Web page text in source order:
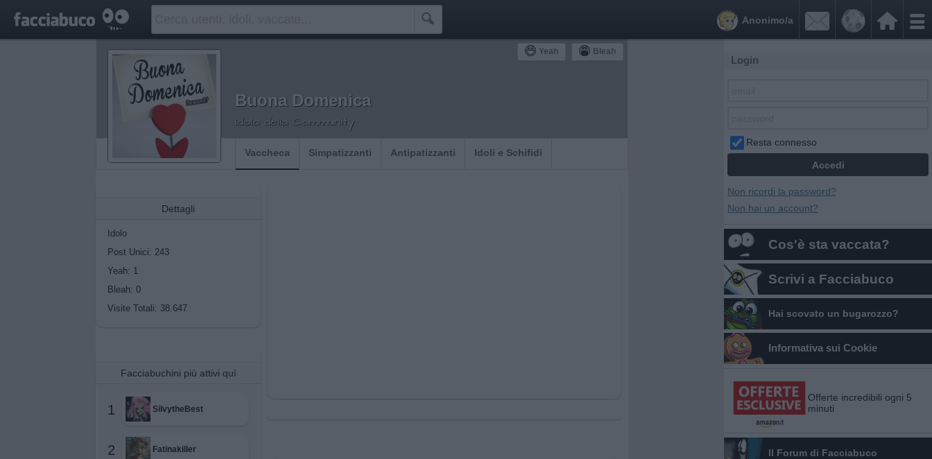
 

Anonimo/a
Yeah Bleah
Buona Domenica
Idolo della Community
Vaccheca Simpatizzanti Antipatizzanti Idoli e Schifidi
Dettagli
Idolo
Post Unici: 243
Yeah: 1
Bleah: 0
Visite Totali: 38.647
Facciabuchini più attivi quì
1 SilvytheBest
2 Fatinakiller
Login
Resta connesso
Non ricordi la password?
Non hai un account?
Cos'è sta vaccata?
Scrivi a Facciabuco
Hai scovato un bugarozzo?
Informativa sui Cookie
Offerte incredibili ogni 5
minuti
Il Forum di Facciabuco